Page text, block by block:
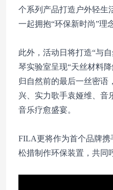
个系列产品打造户外轻生
一起拥抱“环保新时尚”理
此外，活动日将打造“与
琴实验室呈现“天丝材料
归自然前的最后一丝密语
兴、实力歌手袁娅维、音
音乐疗愈盛宴。
FILA更将作为首个品牌
松措制作环保装置，共同